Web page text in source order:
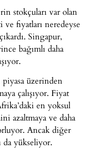
stokçuları var olan
fiyatları neredeyse
Singapur,
bağımlı daha
piyasa üzerinden
çalışıyor. Fiyat
en yoksul
azaltmaya ve daha
Ancak diğer
da yükseliyor.